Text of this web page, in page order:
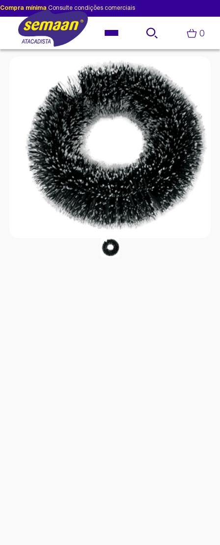
Compra mínima Consulte condições comerciais
0